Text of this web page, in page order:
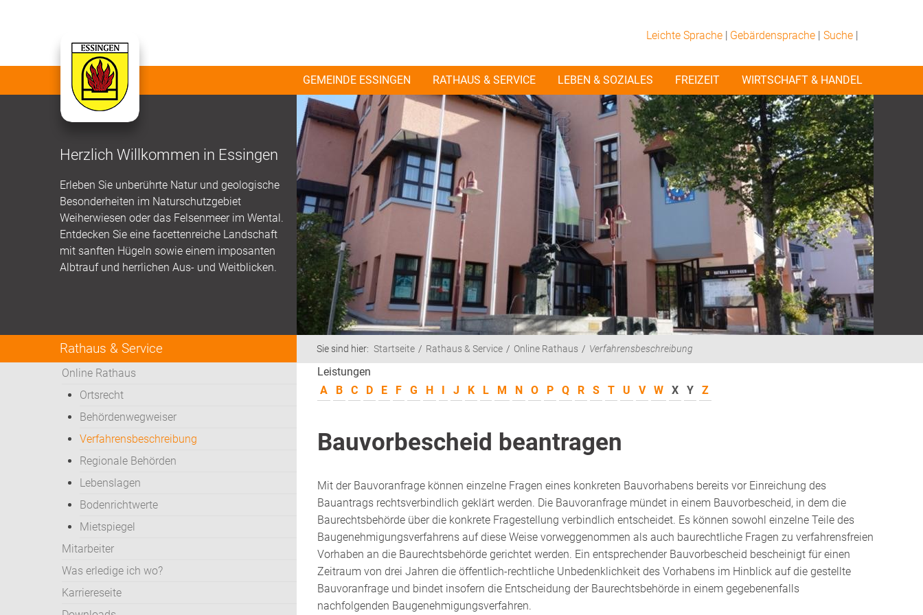
Leichte Sprache | Gebärdensprache | Suche|
GEMEINDE ESSINGEN RATHAUS & SERVICE LEBEN & SOZIALES FREIZEIT WIRTSCHAFT & HANDEL
Herzlich Willkommen in Essingen
Erleben Sie unberührte Natur und geologische
Besonderheiten im Naturschutzgebiet
Weiherwiesen oder das Felsenmeer im Wental.
Entdecken Sie eine facettenreiche Landschaft
mit sanften Hügeln sowie einem imposanten
Albtrauf und herrlichen Aus- und Weitblicken.
Rathaus & Service
Online Rathaus
Ortsrecht
Behördenwegweiser
Verfahrensbeschreibung
Regionale Behörden
Lebenslagen
Bodenrichtwerte
Mietspiegel
Mitarbeiter
Was erledige ich wo?
Karriereseite
Sie sind hier: Startseite Rathaus & Service Online Rathaus Verfahrensbeschreibung
Leistungen
A
B C D E F G H I J K L M N O P Q R S T U V W X Y Z
Bauvorbescheid beantragen
Mit der Bauvoranfrage können einzelne Fragen eines konkreten Bauvorhabens bereits vor Einreichung des
Bauantrags rechtsverbindlich geklärt werden. Die Bauvoranfrage mündet in einem Bauvorbescheid, in dem die
Baurechtsbehörde über die konkrete Fragestellung verbindlich entscheidet. Es können sowohl einzelne Teile des
Baugenehmigungsverfahrens auf diese Weise vorweggenommen als auch baurechtliche Fragen zu verfahrensfreien
Vorhaben an die Baurechtsbehörde gerichtet werden. Ein entsprechender Bauvorbescheid bescheinigt für einen
Zeitraum von drei Jahren die öffentlich-rechtliche Unbedenklichkeit des Vorhabens im Hinblick auf die gestellte
Bauvoranfrage und bindet insofern die Entscheidung der Baurechtsbehörde in einem gegebenenfalls
nachfolgenden Baugenehmigungsverfahren.